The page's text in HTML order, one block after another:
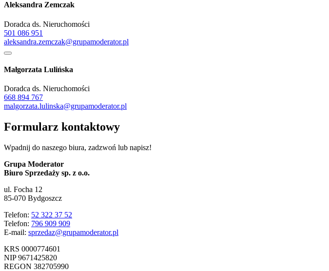
Aleksandra Zemczak
Doradca ds. Nieruchomości
501 086 951
aleksandra.zemczak@grupamoderator.pl
Małgorzata Lulińska
Doradca ds. Nieruchomości
668 894 767
malgorzata.lulinska@grupamoderator.pl
Formularz kontaktowy
Wpadnij do naszego biura, zadzwoń lub napisz!
Grupa Moderator
Biuro Sprzedaży sp. z o.o.
ul. Focha 12
85-070 Bydgoszcz
Telefon: 52 322 37 52
Telefon: 796 909 909
E-mail: sprzedaz@grupamoderator.pl
KRS 0000774601
NIP 9671425820
REGON 382705990